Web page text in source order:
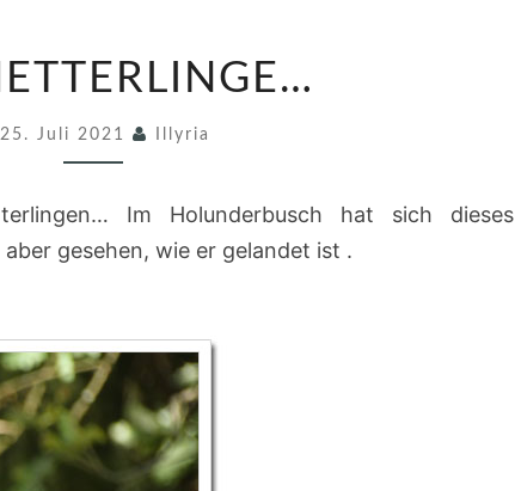
C
T
T
R
L
I
N
G
25. Juli 2021 Illyria
Im Holunderbusch hat sich dieses
gesehen, wie er gelandet ist .